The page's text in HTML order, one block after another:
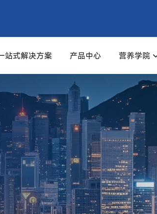
站式解决方案 产品中心 营养学院